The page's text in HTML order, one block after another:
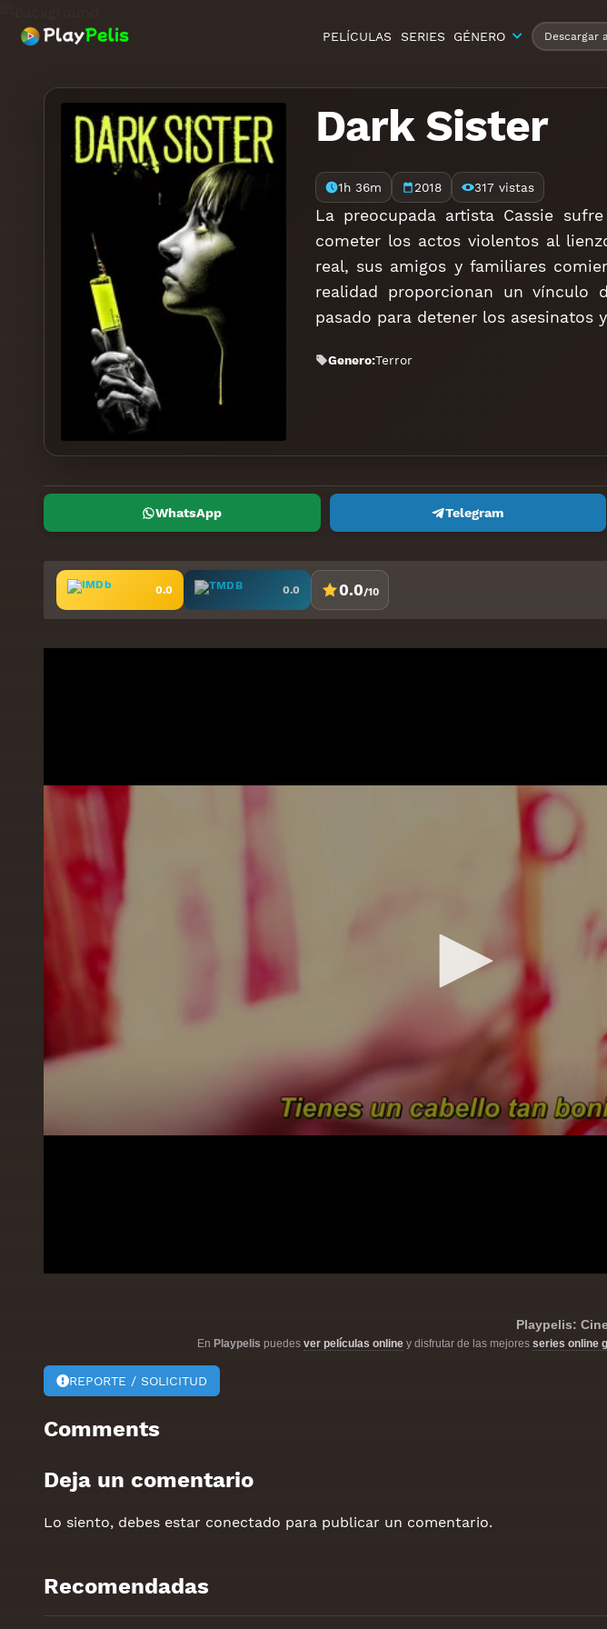
PELÍCULAS SERIES GÉNERO Descargar
Dark Sister
1h 36m 2018 317 vistas
La preocupada artista Cassie
cometer los actos violentos al
real, sus amigos y familiares
realidad proporcionan un vínculo
pasado para detener los asesinatos
Genero:Terror
WhatsApp Telegram
0.0 0.0 0.0/10
Playpelis:
En Playpelis puedes ver películas online y disfrutar de las mejores series online
REPORTE / SOLICITUD
Comments
Deja un comentario
Lo siento, debes estar conectado para publicar un comentario.
Recomendadas